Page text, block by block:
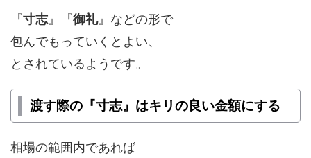
『寸志 』『御礼』などの形で
包んでもっていくとよい、
とされているようです。
渡す際の『寸志』はキリの良い金額にする
相場の範囲内であれば